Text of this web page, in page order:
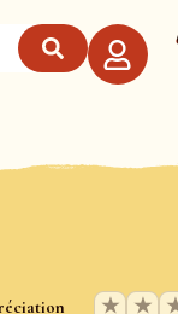
★ ★